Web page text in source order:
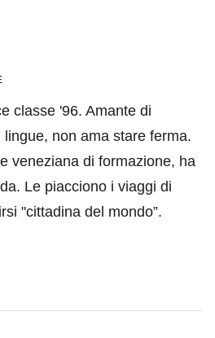
classe '96. Amante di
non ama stare ferma.
veneziana di formazione, ha
Le piacciono i viaggi di
"cittadina del mondo”.